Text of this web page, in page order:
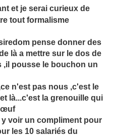
et je serai curieux de
tout formalisme
pense donner des
là a mettre sur le dos de
,il pousse le bouchon un
n'est pas nous ,c'est le
là...c'est la grenouille qui
voir un compliment pour
les 10 salariés du